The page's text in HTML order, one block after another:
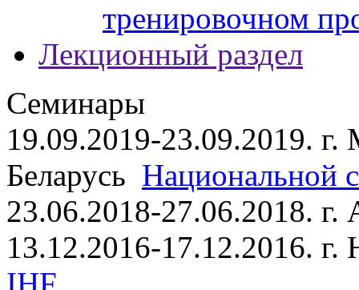
тренировочном
Лекционный раздел
Семинары
19.09.2019-23.09.2019. г.
Беларусь Национальной
23.06.2018-27.06.2018.
13.12.2016-17.12.2016.